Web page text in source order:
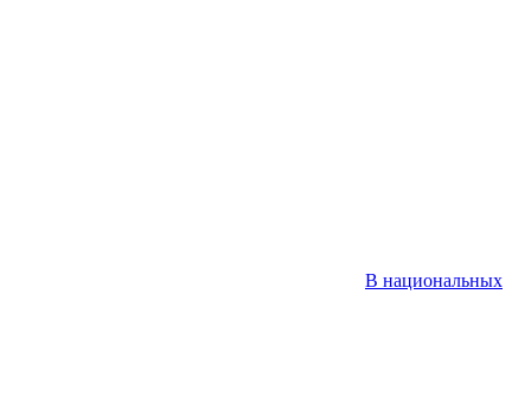
В национальных